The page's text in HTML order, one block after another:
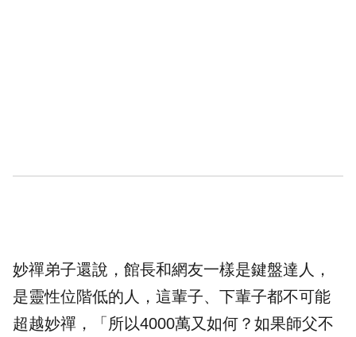
妙禪弟子還說，館長和網友一樣是鍵盤達人，
是靈性位階低的人，這輩子、下輩子都不可能
超越妙禪，「所以4000萬又如何？如果師父不